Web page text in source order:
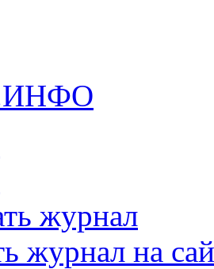
журнал
журнал на